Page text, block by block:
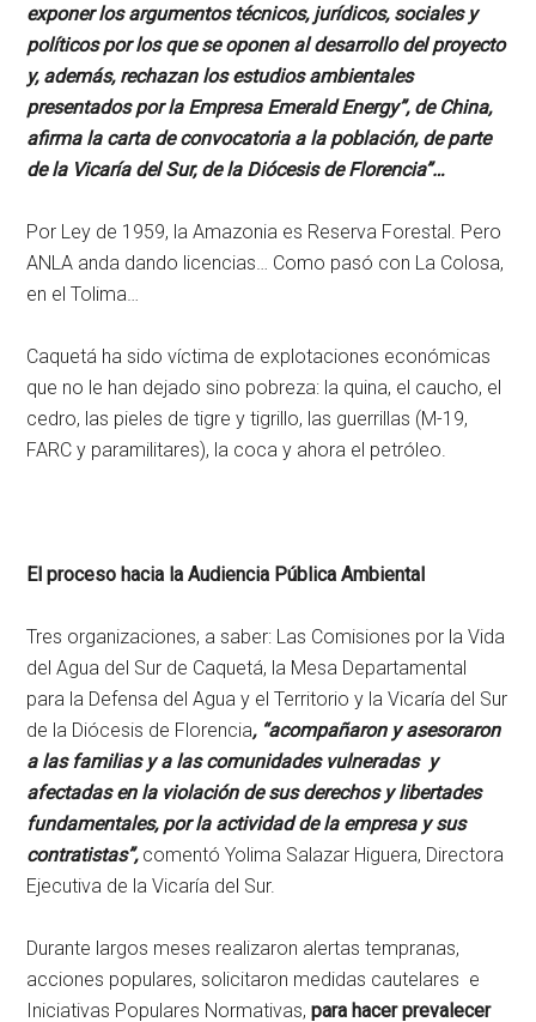
exponer los argumentos técnicos, jurídicos, sociales y
políticos por los que se oponen al desarrollo del proyecto
y, además, rechazan los estudios ambientales
presentados por la Empresa Emerald Energy”, de China,
afirma la carta de convocatoria a la población, de parte
de la Vicaría del Sur, de la Diócesis de Florencia”…
Por Ley de 1959, la Amazonia es Reserva Forestal. Pero
ANLA anda dando licencias… Como pasó con La Colosa,
en el Tolima…
Caquetá ha sido víctima de explotaciones económicas
que no le han dejado sino pobreza: la quina, el caucho, el
cedro, las pieles de tigre y tigrillo, las guerrillas (M-19,
FARC y paramilitares), la coca y ahora el petróleo.
El proceso hacia la Audiencia Pública Ambiental
Tres organizaciones, a saber: Las Comisiones por la Vida
del Agua del Sur de Caquetá, la Mesa Departamental
para la Defensa del Agua y el Territorio y la Vicaría del Sur
de la Diócesis de Florencia, “acompañaron y asesoraron
a las familias y a las comunidades vulneradas y
afectadas en la violación de sus derechos y libertades
fundamentales, por la actividad de la empresa y sus
contratistas”, comentó Yolima Salazar Higuera, Directora
Ejecutiva de la Vicaría del Sur.
Durante largos meses realizaron alertas tempranas,
acciones populares, solicitaron medidas cautelares e
Iniciativas Populares Normativas,para hacer prevalecer